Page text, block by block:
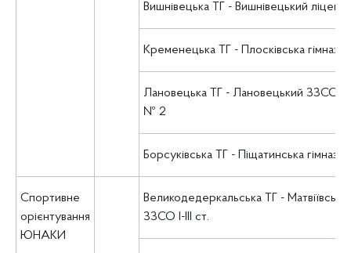
Вишнівецька ТГ - Вишнівецький ліцей
Кременецька ТГ - Плосківська гімназія
Лановецька ТГ - Лановецький ЗЗСО І-
№ 2
Борсуківська ТГ - Піщатинська гімназія
Спортивне
орієнтування
ЮНАКИ
Великодедеркальська ТГ -
ЗЗСО І-ІІІ ст.